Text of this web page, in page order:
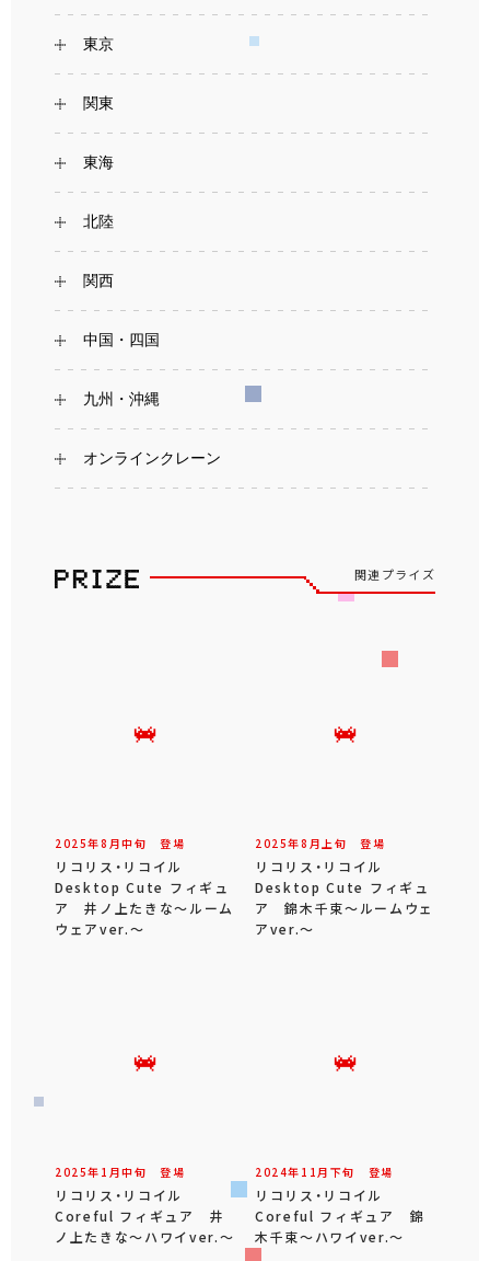
東京
関東
東海
北陸
関西
中国・四国
九州・沖縄
オンラインクレーン
関連プライズ
2025年8 月中旬 登場
リコリス・リコイル
Desktop Cute フィギュ
ア 井ノ上たきな～ルーム
ウェアver.～
2025年8 月 上旬 登場
リコリス・リコイル
Desktop Cute フィギュ
ア 錦木千束～ルームウェ
アver.～
2025年 1 月中旬 登場
リコリス・リコイル
Coreful フィギュア 井
ノ上たきな～ハワイver.～
2024年 11 月 下旬 登場
リコリス・リコイル
Coreful フィギュア 錦
木千束～ハワイver.～